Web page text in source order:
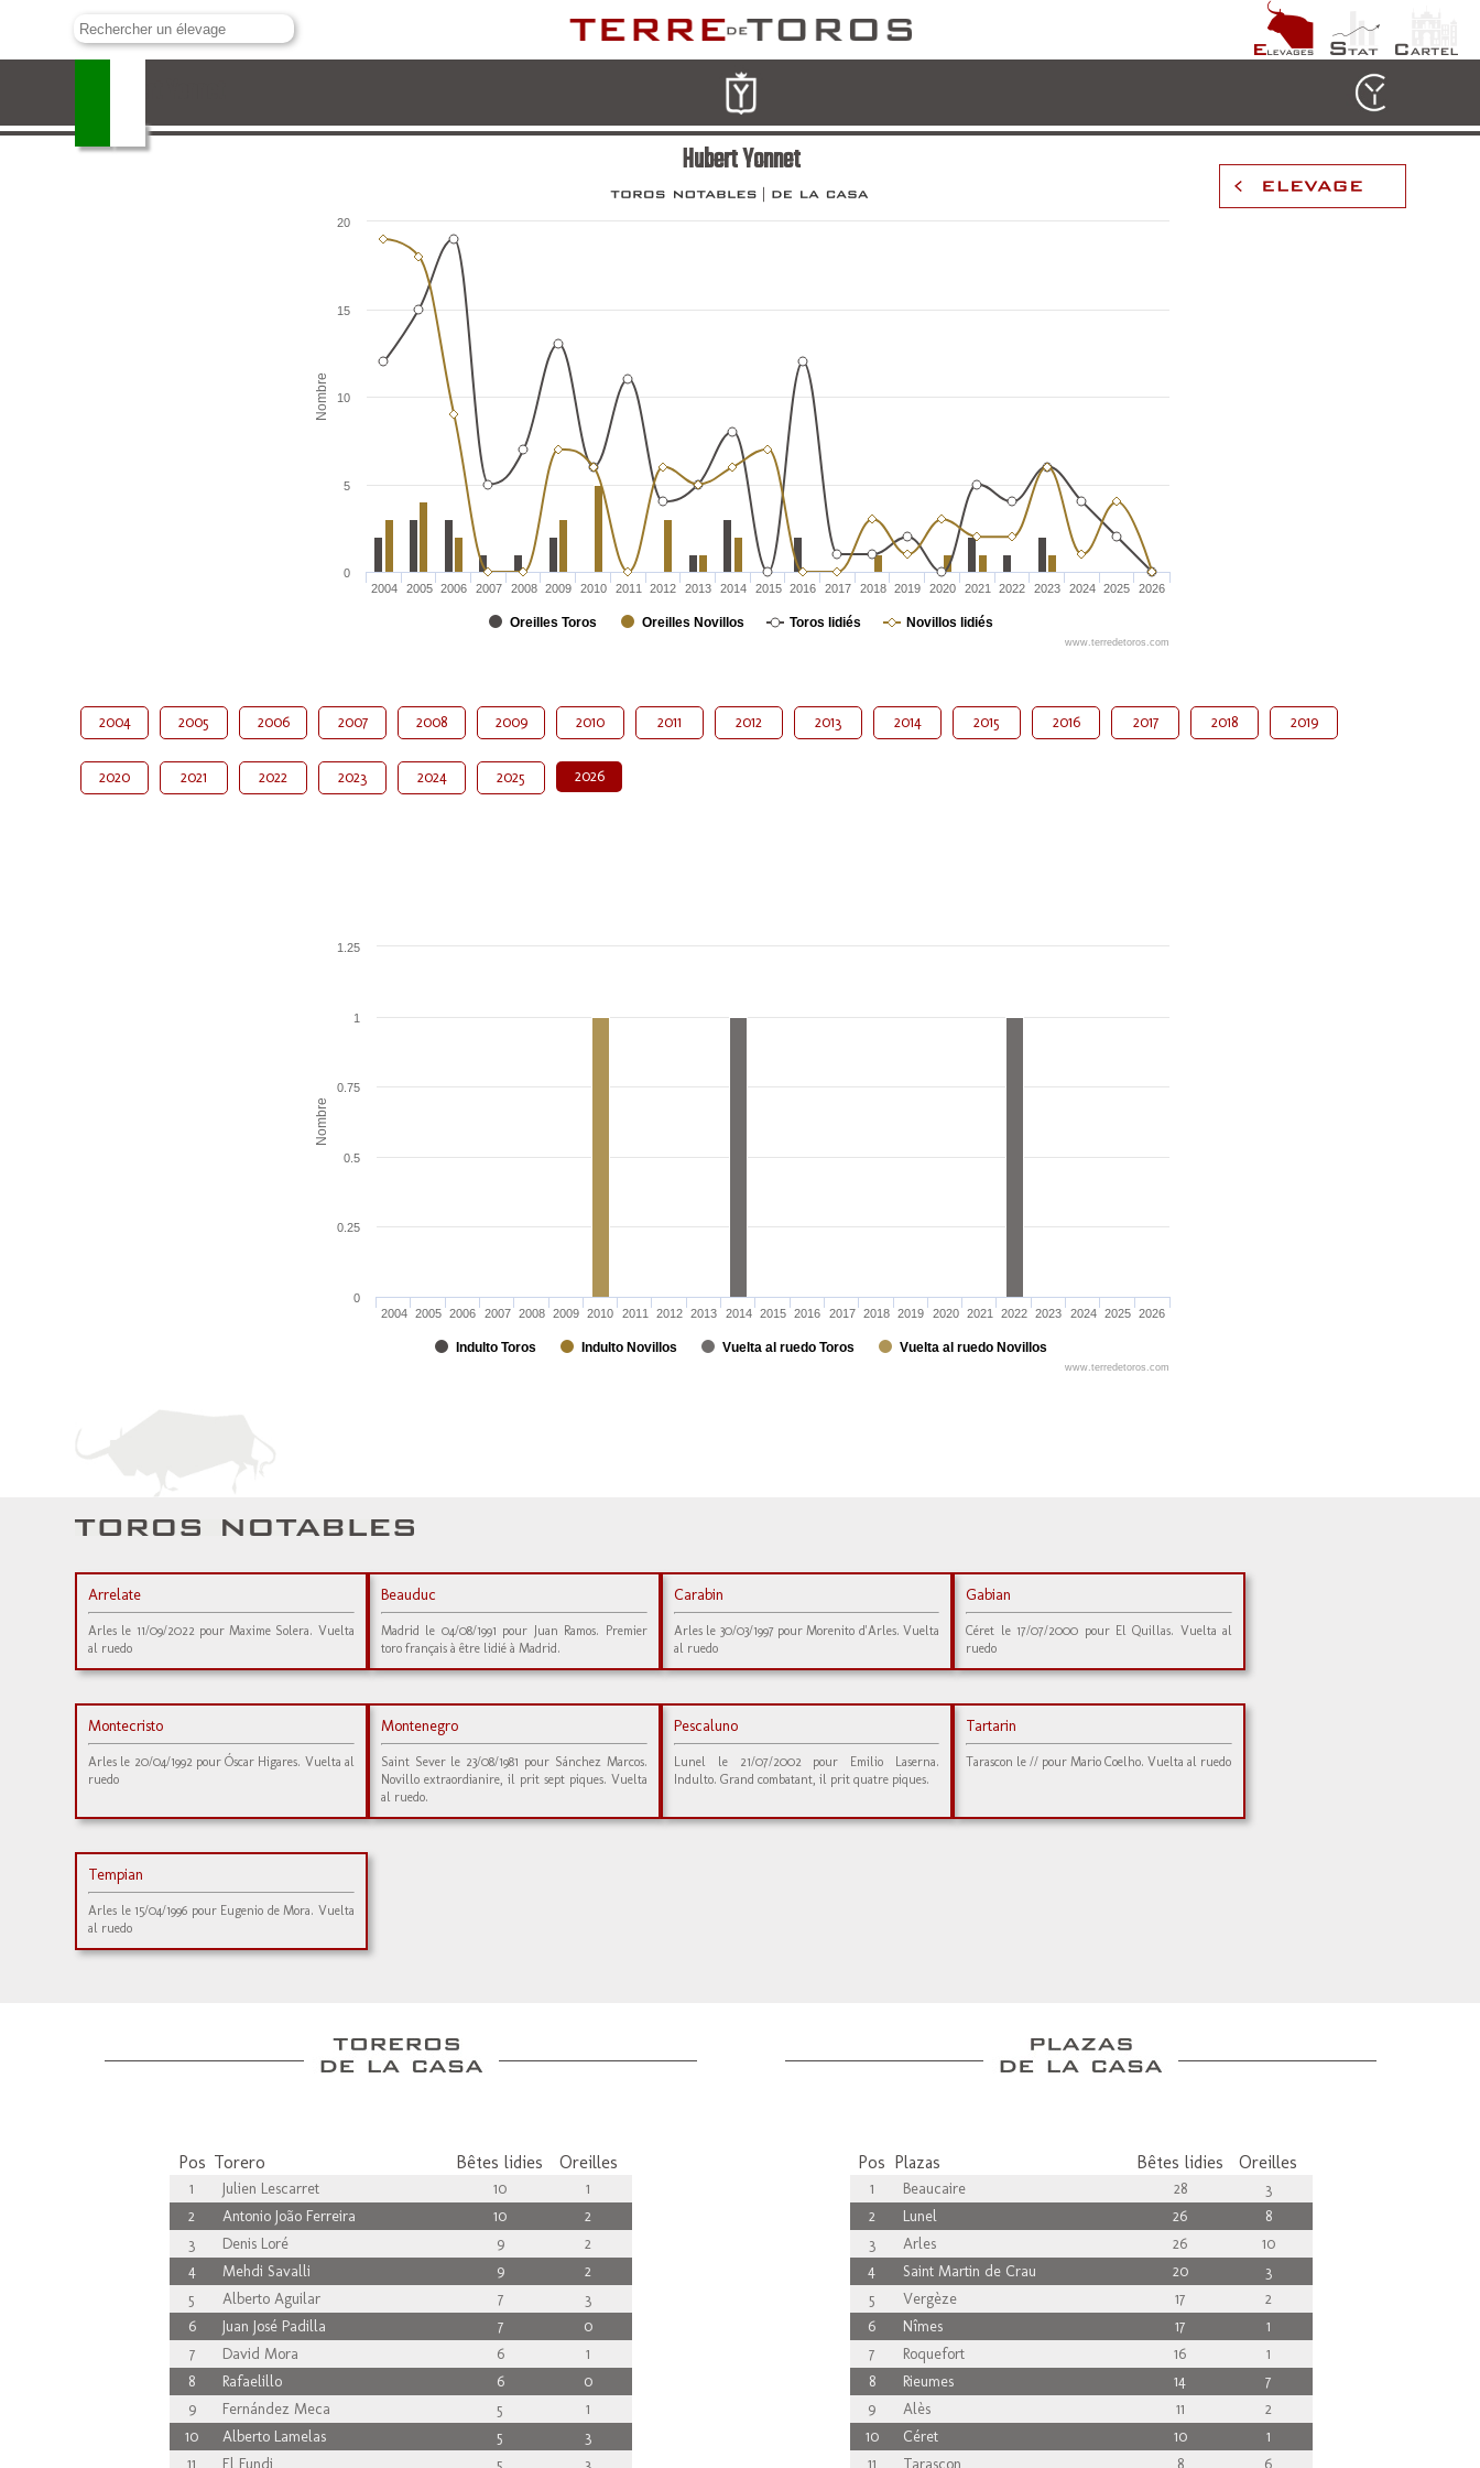
Hubert Yonnet
Nombre
Oreilles Toros Oreilles Novillos Toros lidiés Novillos lidiés
2004 2005 2006 2007 2008 2009 2010 2011 2012 2013 2014 2015 2016 2017 2018 2019 2020 2021 2022 2023 2024 2025 2026
0
5
10
15
20
www.terredetoros.com
2004 2005 2006 2007 2008 2009 2010 2011 2012 2013 2014 2015 2016 2017 2018 2019
2020 2021 2022 2023 2024 2025 2026
Nombre
Indulto Toros Indulto Novillos Vuelta al ruedo Toros Vuelta al ruedo Novillos
2004 2005 2006 2007 2008 2009 2010 2011 2012 2013 2014 2015 2016 2017 2018 2019 2020 2021 2022 2023 2024 2025 2026
0
0.25
0.5
0.75
1
1.25
www.terredetoros.com
Arrelate
Arles le 11/09/2022 pour Maxime Solera. Vuelta
al ruedo
Beauduc
Madrid le 04/08/1991 pour Juan Ramos. Premier
toro français à être lidié à Madrid.
Carabin
Arles le 30/03/1997 pour Morenito d'Arles. Vuelta
al ruedo
Gabian
Céret le 17/07/2000 pour El Quillas. Vuelta al
ruedo
Montecristo
Arles le 20/04/1992 pour Óscar Higares. Vuelta al
ruedo
Montenegro
Saint Sever le 23/08/1981 pour Sánchez Marcos.
Novillo extraordianire, il prit sept piques. Vuelta
al ruedo.
Pescaluno
Lunel le 21/07/2002 pour Emilio Laserna.
Indulto. Grand combatant, il prit quatre piques.
Tartarin
Tarascon le // pour Mario Coelho. Vuelta al ruedo
Tempian
Arles le 15/04/1996 pour Eugenio de Mora. Vuelta
al ruedo
Pos Torero Bêtes lidies Oreilles
1 Julien Lescarret 10
1
2
Antonio João Ferreira 10
2
3
Denis Loré 9
2
4
Mehdi Savalli 9
2
5
Alberto Aguilar 7
3
6
Juan José Padilla 7
0
7
David Mora 6
1
8
Rafaelillo 6
0
9
Fernández Meca 5
1
10
Alberto Lamelas 5
3
11
El Fundi 5 3
Pos Plazas Bêtes lidies Oreilles
1 Beaucaire 28
3
2
Lunel 26
8
3
Arles 26
10
4
Saint Martin de Crau 20
3
5
Vergèze 17
2
6
Nîmes 17
1
7
Roquefort 16
1
8
Rieumes 14
7
9
Alès 11
2
10
Céret 10
1
11
Tarascon 8 6